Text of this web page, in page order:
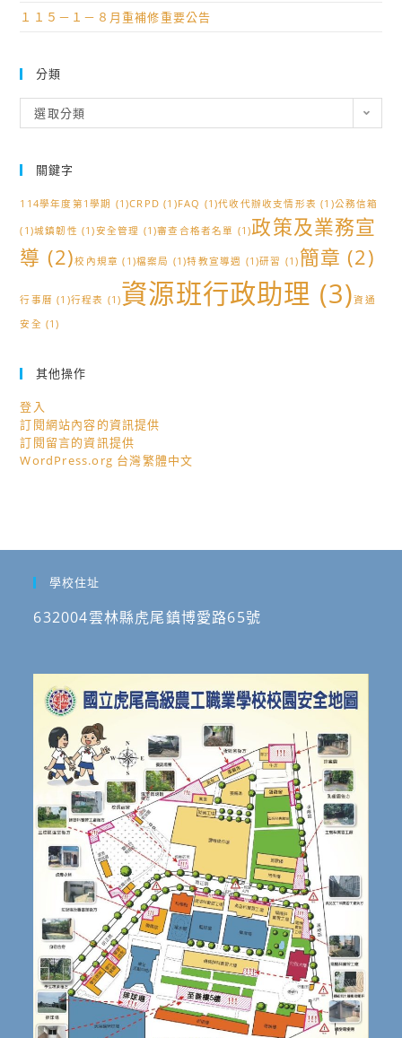
１１５－１－８月重補修重要公告
分類
類
選取分類
關鍵字
114學年度第1學期 (1)CRPD (1)FAQ (1)代收代辦收支情形表 (1)公務信箱
(1)城鎮韌性 (1)安全管理 (1)審查合格者名單 (1)政策及業務宣
導 (2)校內規章 (1)檔案局 (1)特教宣導週 (1)研習 (1) 簡章 (2)
行事曆 (1)行程表 (1)資源班行政助理 (3)資通
安全 (1)
其他操作
登入
訂閱網站內容的資訊提供
訂閱留言的資訊提供
WordPress.org 台灣繁體中文
學校住址
632004雲林縣虎尾鎮博愛路65號